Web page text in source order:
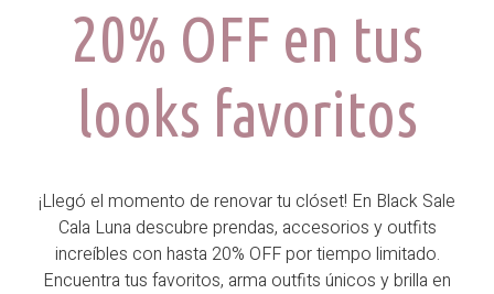
20% OFF en tus
looks favoritos
¡Llegó el momento de renovar tu clóset! En Black Sale
Cala Luna descubre prendas, accesorios y outfits
increíbles con hasta 20% OFF por tiempo limitado.
Encuentra tus favoritos, arma outfits únicos y brilla en